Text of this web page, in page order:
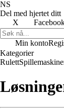
NS
Del med hjertet ditt
X
Min konto
Kategorier
Rulett